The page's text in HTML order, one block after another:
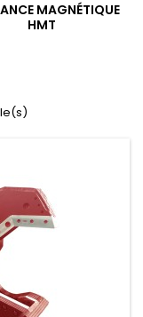
MAGNÉTIQUE
HMT